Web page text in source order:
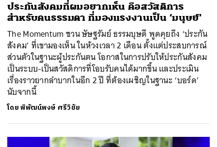
ประกันสังคมที่ผมอยากเห็น คือสวัสดิการ
สำหรับคนธรรมดา ที่มองแรงงานเป็น ‘มนุษย์’
The Momentum ชวน ษัษฐรัมย์ ธรรมบุษดี พูดคุยถึง ‘ประกัน
สังคม’ ที่เขามองเห็น ในห้วงเวลา 2 เดือน ตั้งแต่ประสบการณ์
ส่วนตัวในฐานะผู้ประกันตน โอกาสในการปรับให้ประกันสังคม
เป็นระบบ-เป็นสวัสดิการที่โอบรับคนได้มากขึ้น และประเมิน
เรื่องราวยากลำบากในอีก 2 ปี ที่ต้องเผชิญในฐานะ ‘บอร์ด’
นับจากนี้
โดยพิพัฒน์พงษ์ ศรีวิชัย